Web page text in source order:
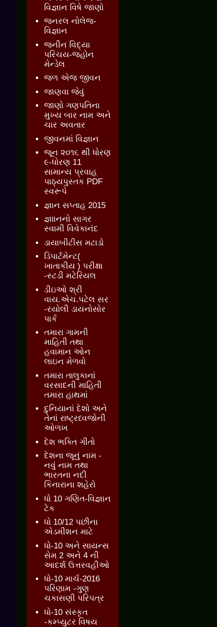
વિજ્ઞાન વિષે જાણો
જનરલ નોલેજ-
વિજ્ઞાન
જનીન વિદ્યા
પરિચય-જ્હોન
મેન્ડેલ
જળ એજ જીવન
જાણવા જેવું
જાણો ગણપતિના
મુખ્ય બાર નામ અને
ચાર અવતાર
જીવનમાં વિજ્ઞાન
જૂન ૨૦૧૬ થી ધોરણ
૯-ધોરણ 11
સામાન્ય પ્રવાહ
પાઠ્યપુસ્તક PDF
સ્વરૂપે
જ્ઞાન સપ્તાહ 2015
જ્ઞાાનનો સાગર
સ્વામી વિવેકાનંદ
ડાયાબીટીસ મટાડો
ડિપાર્ટમેન્ટ(
ખાતાકીય ) પરીક્ષા
-સ્ટડી મટેરિયલ
ડીઇઓ શ્રી
વાય.એચ.પટેલ સર
-રયોલી ડાયનોસોર
પાર્ક
તમારા ગામની
માહિતી તથા
હવામાન ઓન
લાઇન મેળવો
તમારા તાલુકાનાં
વરસાદની માહિતી
તમારા હાથમાં
દુનિયાનાં દેશો અને
તેનાં રાષ્ટ્રધ્વજોની
ઓળખ
દેશ ભક્તિ ગીતો
દેશના જૂનું નામ -
નવું નામ તથા
ભારતના નદી
કિનારાના શહેરો
ધો 10 ગણિત-વિજ્ઞાન
ટેક
ધો 10/12 પછીના
એડમીશન માટે
ધો-10 અને સાયન્સ
સેમ 2 અને 4 ની
આદર્શ ઉત્તરવહીઓ
ધો-10 માર્ચ-2016
પરિણામ -ગુણ
ચકાસણી પરિપત્ર
ધો-10 સંસ્કૃત
-કમ્પ્યુટર વિષય